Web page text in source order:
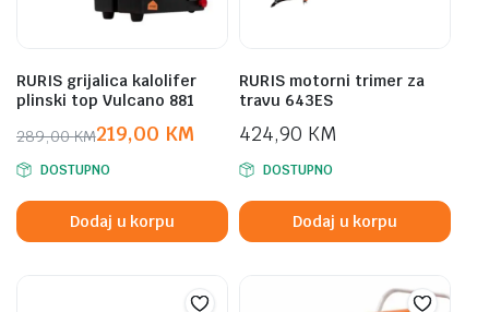
RURIS grijalica kalolifer
plinski top Vulcano 881
289,00KM
Original
price
was:
289,00 KM.
219,00 KM
Current
price
is:
219,00 KM.
DOSTUPNO
Dodaj u korpu
RURIS motorni trimer za
travu 643ES
424,90 KM
DOSTUPNO
Dodaj u korpu